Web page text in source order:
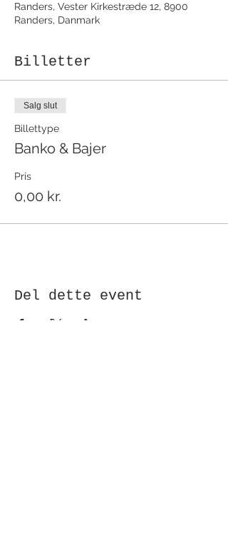
Randers, Vester Kirkestræde 12, 8900
Randers, Danmark
Billetter
Salg slut
Billettype
Banko & Bajer
Pris
0,00 kr.
Del dette event